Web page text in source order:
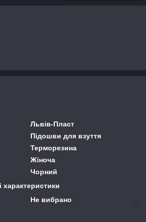
Львів-Пласт
Підошви для взуття
Терморезина
Жіноча
Чорний
характеристики
Не вибрано